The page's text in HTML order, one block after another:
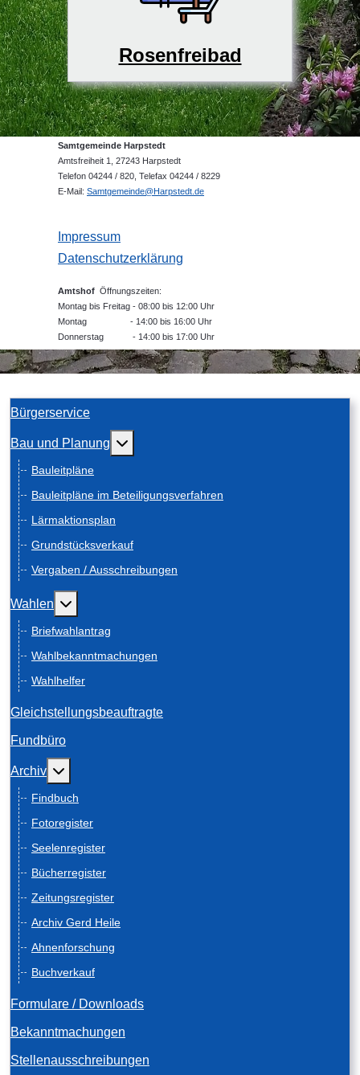
Rosenfreibad
Samtgemeinde Harpstedt
Amtsfreiheit 1, 27243 Harpstedt
Telefon 04244 / 820, Telefax 04244 / 8229
E-Mail: Samtgemeinde@Harpstedt.de
Impressum
Datenschutzerklärung
Amtshof Öffnungszeiten:
Montag bis Freitag - 08:00 bis 12:00 Uhr
Montag - 14:00 bis 16:00 Uhr
Donnerstag - 14:00 bis 17:00 Uhr
Bürgerservice
Bau und Planung Weitere Informationen: Bau und Planung
Bauleitpläne
Bauleitpläne im Beteiligungsverfahren
Lärmaktionsplan
Grundstücksverkauf
Vergaben / Ausschreibungen
Wahlen Weitere Informationen: Wahlen
Briefwahlantrag
Wahlbekanntmachungen
Wahlhelfer
Gleichstellungsbeauftragte
Fundbüro
Archiv Weitere Informationen: Archiv
Findbuch
Fotoregister
Seelenregister
Bücherregister
Zeitungsregister
Archiv Gerd Heile
Ahnenforschung
Buchverkauf
Formulare / Downloads
Bekanntmachungen
Stellenausschreibungen